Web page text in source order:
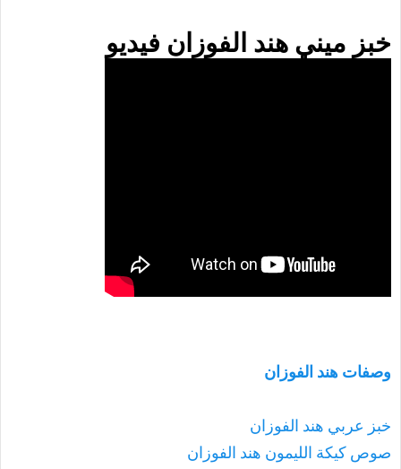
خبز ميني هند الفوزان فيديو
وصفات هند الفوزان
خبز عربي هند الفوزان
صوص كيكة الليمون هند الفوزان